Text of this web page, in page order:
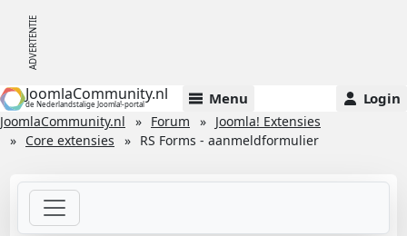
JoomlaCommunity.nl
de Nederlandstalige Joomla!-portal Menu Login
JoomlaCommunity.nl Forum
Joomla! Extensies
Core extensies
RS Forms - aanmeldformulier